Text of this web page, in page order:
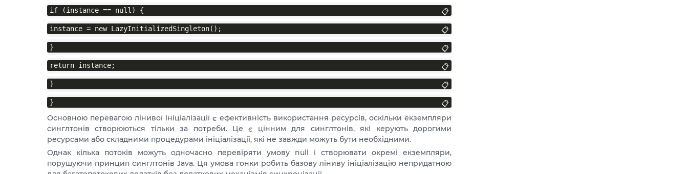
if (instance == null) { 📋
instance = new LazyInitializedSingleton(); 📋
} 📋
return instance; 📋
} 📋
} 📋
Основною перевагою лінивої ініціалізації є ефективність використання ресурсів, оскільки екземпляри
синглтонів створюються тільки за потреби. Це є цінним для синглтонів, які керують дорогими
ресурсами або складними процедурами ініціалізації, які не завжди можуть бути необхідними.
Однак кілька потоків можуть одночасно перевіряти умову null і створювати окремі екземпляри,
порушуючи принцип синглтонів Java. Ця умова гонки робить базову ліниву ініціалізацію непридатною